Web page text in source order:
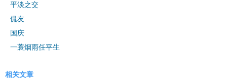
平淡之交
侃友
国庆
一蓑烟雨任平生
相关文章